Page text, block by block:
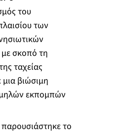
του
των
σκοπό τη
ταχείας
βιώσιμη
εκπομπών
το